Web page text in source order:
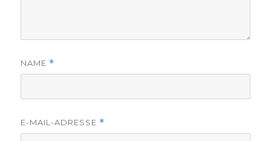
NAME *
E-MAIL-ADRESSE *